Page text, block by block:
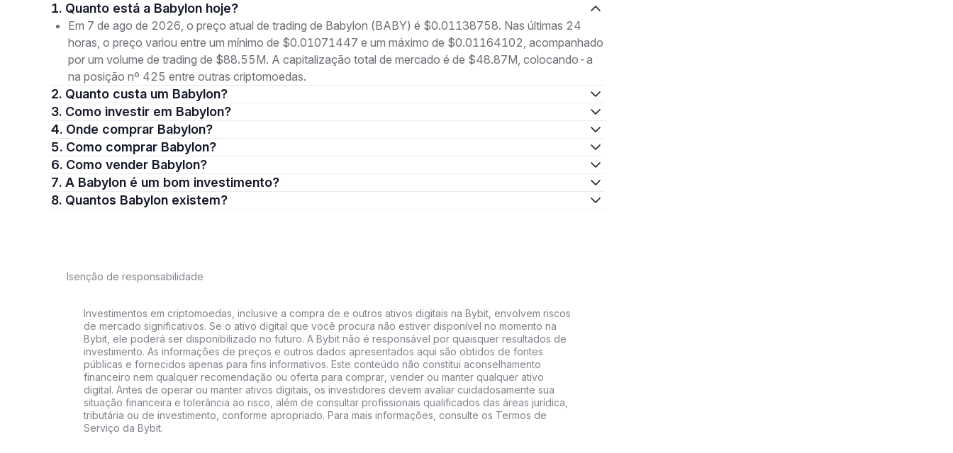
1. Quanto está a Babylon hoje?
Em 7 de ago de 2026, o preço atual de trading de Babylon (BABY) é $0.01138758. Nas últimas 24
horas, o preço variou entre um mínimo de $0.01071447 e um máximo de $0.01164102, acompanhado
por um volume de trading de $88.55M. A capitalização total de mercado é de $48.87M, colocando-a
na posição nº 425 entre outras criptomoedas.
2. Quanto custa um Babylon?
3. Como investir em Babylon?
4. Onde comprar Babylon?
5. Como comprar Babylon?
6. Como vender Babylon?
7. A Babylon é um bom investimento?
8. Quantos Babylon existem?
Isenção de responsabilidade
Investimentos em criptomoedas, inclusive a compra de e outros ativos digitais na Bybit, envolvem riscos
de mercado significativos. Se o ativo digital que você procura não estiver disponível no momento na
Bybit, ele poderá ser disponibilizado no futuro. A Bybit não é responsável por quaisquer resultados de
investimento. As informações de preços e outros dados apresentados aqui são obtidos de fontes
públicas e fornecidos apenas para fins informativos. Este conteúdo não constitui aconselhamento
financeiro nem qualquer recomendação ou oferta para comprar, vender ou manter qualquer ativo
digital. Antes de operar ou manter ativos digitais, os investidores devem avaliar cuidadosamente sua
situação financeira e tolerância ao risco, além de consultar profissionais qualificados das áreas jurídica,
tributária ou de investimento, conforme apropriado. Para mais informações, consulte os Termos de
Serviço da Bybit.